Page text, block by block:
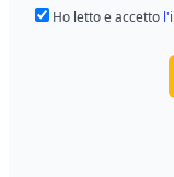
Ho letto e accetto